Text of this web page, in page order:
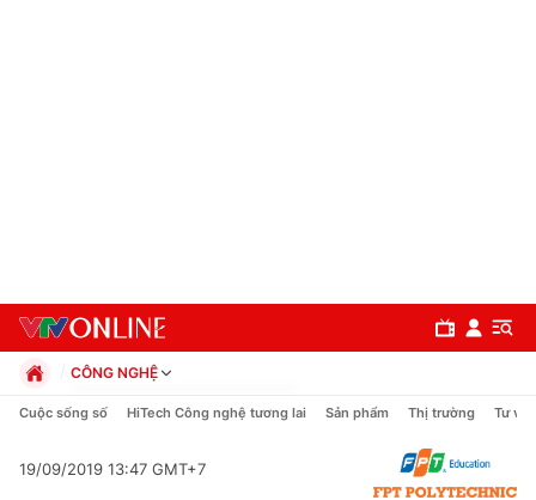
CÔNG NGHỆ
Chính trị
Pháp luật
Cuộc sống số HiTech Công nghệ tương lai Sản phẩm Thị trường Tư vấn
19/09/2019 13:47 GMT+7